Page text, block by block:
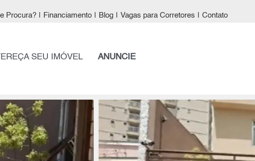
Procura? Financiamento Blog Vagas para Corretores Contato
SEU IMÓVEL ANUNCIE